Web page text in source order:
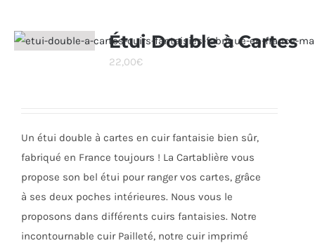
variations.
Les
la
page
du
produit
Étui Double à Cartes
22,00€
Un étui double à cartes en cuir fantaisie bien sûr,
fabriqué en France toujours ! La Cartablière vous
propose son bel étui pour ranger vos cartes, grâce
à ses deux poches intérieures. Nous vous le
proposons dans différents cuirs fantaisies. Notre
incontournable cuir Pailleté, notre cuir imprimé